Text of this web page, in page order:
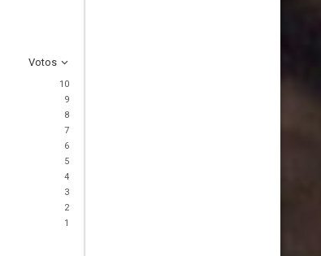
Votos
10
9
8
7
6
5
4
3
2
1